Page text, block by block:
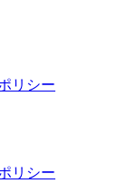
リシー
リシー